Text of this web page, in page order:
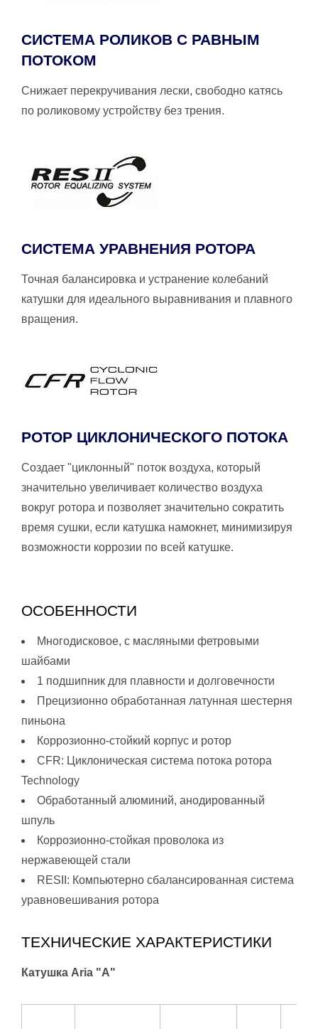
СИСТЕМА РОЛИКОВ С РАВНЫМ
ПОТОКОМ
Снижает перекручивания лески, свободно катясь
по роликовому устройству без трения.
СИСТЕМА УРАВНЕНИЯ РОТОРА
Точная балансировка и устранение колебаний
катушки для идеального выравнивания и плавного
вращения.
РОТОР ЦИКЛОНИЧЕСКОГО ПОТОКА
Создает "циклонный" поток воздуха, который
значительно увеличивает количество воздуха
вокруг ротора и позволяет значительно сократить
время сушки, если катушка намокнет, минимизируя
возможности коррозии по всей катушке.
ОСОБЕННОСТИ
Многодисковое, с масляными фетровыми
шайбами
1 подшипник для плавности и долговечности
Прецизионно обработанная латунная шестерня
пиньона
Коррозионно-стойкий корпус и ротор
CFR: Циклоническая система потока ротора
Technology
Обработанный алюминий, анодированный
шпуль
Коррозионно-стойкая проволока из
нержавеющей стали
RESII: Компьютерно сбалансированная система
уравновешивания ротора
ТЕХНИЧЕСКИЕ ХАРАКТЕРИСТИКИ
Катушка Aria "A"